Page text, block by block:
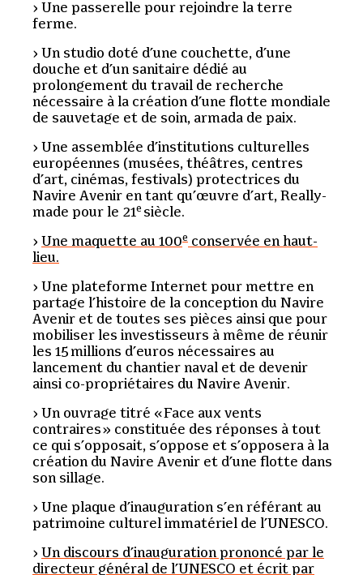
Une passerelle pour rejoindre la terre
ferme.
Un studio doté d’une couchette, d’une
douche et d’un sanitaire dédié au
prolongement du travail de recherche
nécessaire à la création d’une flotte mondiale
de sauvetage et de soin, armada de paix.
Une assemblée d’institutions culturelles
européennes (musées, théâtres, centres
d’art, cinémas, festivals) protectrices du
Navire Avenir en tant qu’œuvre d’art, Really-
made pour le 21e siècle.
Une maquette au 100e conservée en haut-
lieu.
Une plateforme Internet pour mettre en
partage l’histoire de la conception du Navire
Avenir et de toutes ses pièces ainsi que pour
mobiliser les investisseurs à même de réunir
les 15 millions d’euros nécessaires au
lancement du chantier naval et de devenir
ainsi co-propriétaires du Navire Avenir.
Un ouvrage titré « Face aux vents
contraires » constituée des réponses à tout
ce qui s’opposait, s’oppose et s’opposera à la
création du Navire Avenir et d’une flotte dans
son sillage.
Une plaque d’inauguration s’en référant au
patrimoine culturel immatériel de l’UNESCO.
Un discours d’inauguration prononcé par le
directeur général de l’UNESCO et écrit par